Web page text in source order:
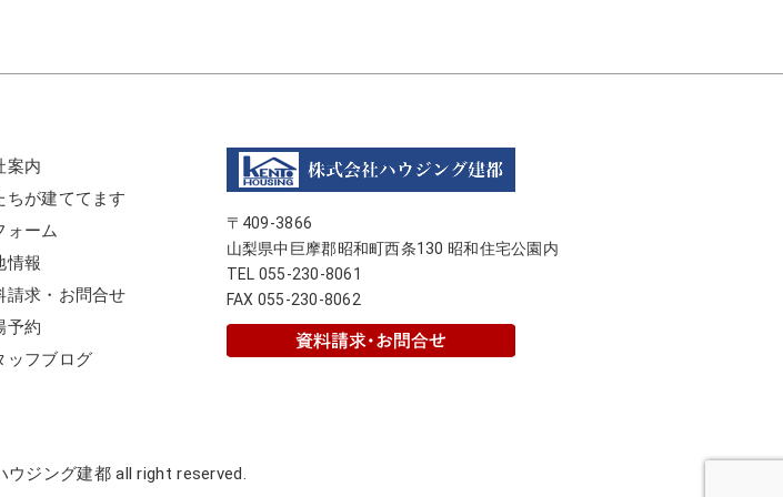
〒409-3866
山梨県中巨摩郡昭和町西条130 昭和住宅公園内
TEL 055-230-8061
FAX 055-230-8062
案内
ちが建ててます
ォーム
情報
請求・お問合せ
予約
ッフブログ
ウジング建都all right reserved.